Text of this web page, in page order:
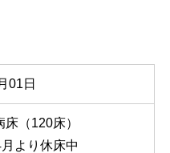
01日
（120床）
より休床中